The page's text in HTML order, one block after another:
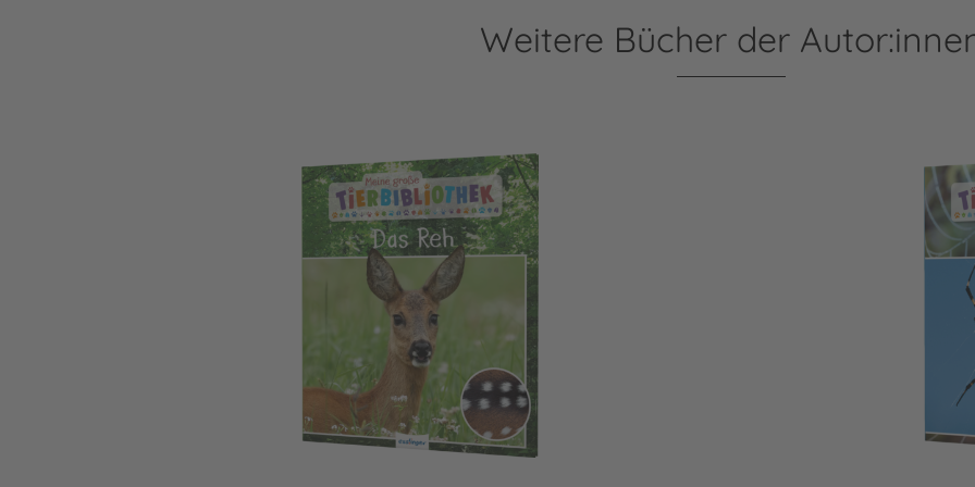
Weitere Bücher der
Meine große Tierbibliothek: Das Reh Meine große